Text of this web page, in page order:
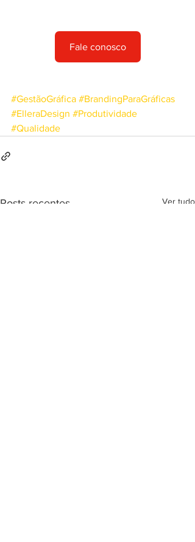
Fale conosco
#GestãoGráfica #BrandingParaGráficas
#ElleraDesign #Produtividade
#Qualidade
Posts recentes Ver tudo